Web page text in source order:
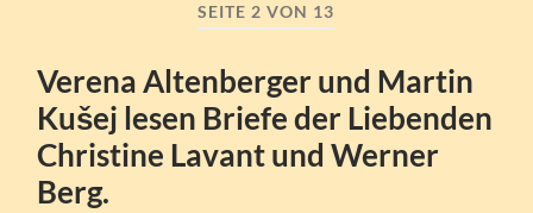
SEITE 2 VON 13
Verena Altenberger und Martin
Kušej lesen Briefe der Liebenden
Christine Lavant und Werner
Berg.